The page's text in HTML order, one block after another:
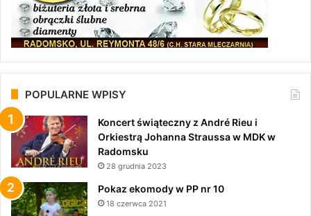
POPULARNE WPISY
Koncert świąteczny z André Rieu i
Orkiestrą Johanna Straussa w MDK w
Radomsku
28 grudnia 2023
Pokaz ekomody w PP nr 10
18 czerwca 2021